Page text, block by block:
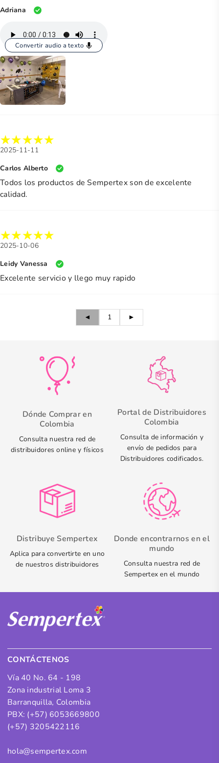
Adriana
Convertir audio a texto
2025-11-11
Carlos Alberto
Todos los productos de Sempertex son de excelente
calidad.
2025-10-06
Leidy Vanessa
Excelente servicio y llego muy rapido
◄ 1 ►
Dónde Comprar en
Colombia
Consulta nuestra red de
distribuidores online y físicos
Portal de Distribuidores
Colombia
Consulta de información y
envío de pedidos para
Distribuidores codificados.
Distribuye Sempertex
Aplica para convertirte en uno
de nuestros distribuidores
Donde encontrarnos en el
mundo
Consulta nuestra red de
Sempertex en el mundo
CONTÁCTENOS
Vía 40 No. 64 - 198
Zona industrial Loma 3
Barranquilla, Colombia
PBX: (+57) 6053669800
(+57) 3205422116
hola@sempertex.com